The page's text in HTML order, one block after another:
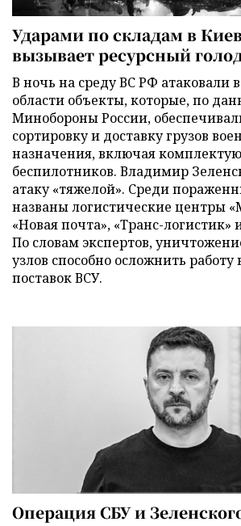
Ударами по складам в
вызывает ресурсный
В ночь на среду ВС РФ атаковали
области объекты, которые, по
Минобороны России,
сортировку и доставку грузов
назначения, включая
беспилотников. Владимир
атаку «тяжелой». Среди
названы логистические центры
«Новая почта», «Транс-логистик»
По словам экспертов,
узлов способно осложнить
поставок ВСУ.
Операция СБУ и